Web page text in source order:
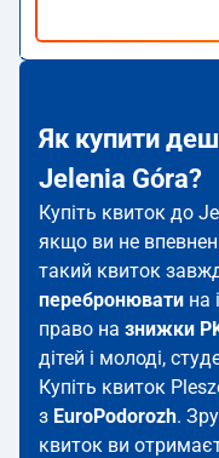
Як купити
Jelenia Góra?
Купіть квиток до
якщо ви не
такий квиток
перебронювати на
право на знижки
дітей і молоді,
Купіть квиток
з EuroPodorozh.
квиток ви